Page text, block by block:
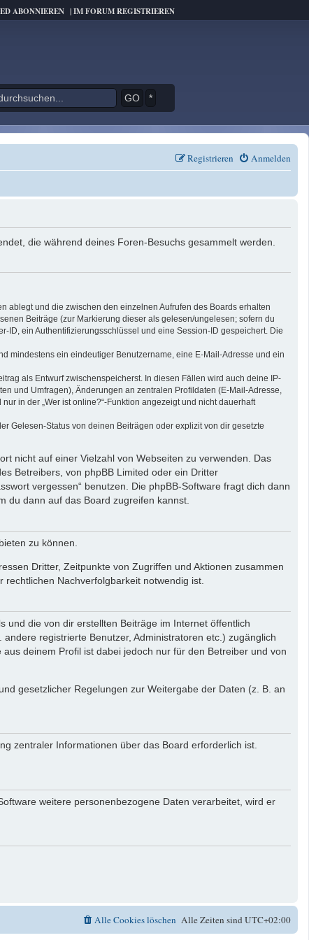
ABONNIEREN |IM FORUM REGISTRIEREN
*
Anmelden
Registrieren
die während deines Foren-Besuchs gesammelt werden.
ablegt und die zwischen den einzelnen Aufrufen des Boards erhalten
Beiträge (zur Markierung dieser als gelesen/ungelesen; sofern du
ID, ein Authentifizierungsschlüssel und eine Session-ID gespeichert. Die
mindestens ein eindeutiger Benutzername, eine E-Mail-Adresse und ein
als Entwurf zwischenspeicherst. In diesen Fällen wird auch deine IP-
und Umfragen), Änderungen an zentralen Profildaten (E-Mail-Adresse,
in der „Wer ist online?“-Funktion angezeigt und nicht dauerhaft
Gelesen-Status von deinen Beiträgen oder explizit von dir gesetzte
nicht auf einer Vielzahl von Webseiten zu verwenden. Das
Betreibers, von phpBB Limited oder ein Dritter
vergessen“ benutzen. Die phpBB-Software fragt dich dann
du dann auf das Board zugreifen kannst.
zu können.
Dritter, Zeitpunkte von Zugriffen und Aktionen zusammen
Nachverfolgbarkeit notwendig ist.
und die von dir erstellten Beiträge im Internet öffentlich
registrierte Benutzer, Administratoren etc.) zugänglich
deinem Profil ist dabei jedoch nur für den Betreiber und von
gesetzlicher Regelungen zur Weitergabe der Daten (z. B. an
zentraler Informationen über das Board erforderlich ist.
weitere personenbezogene Daten verarbeitet, wird er
Alle Zeiten sindUTC+02:00
Alle Cookies löschen